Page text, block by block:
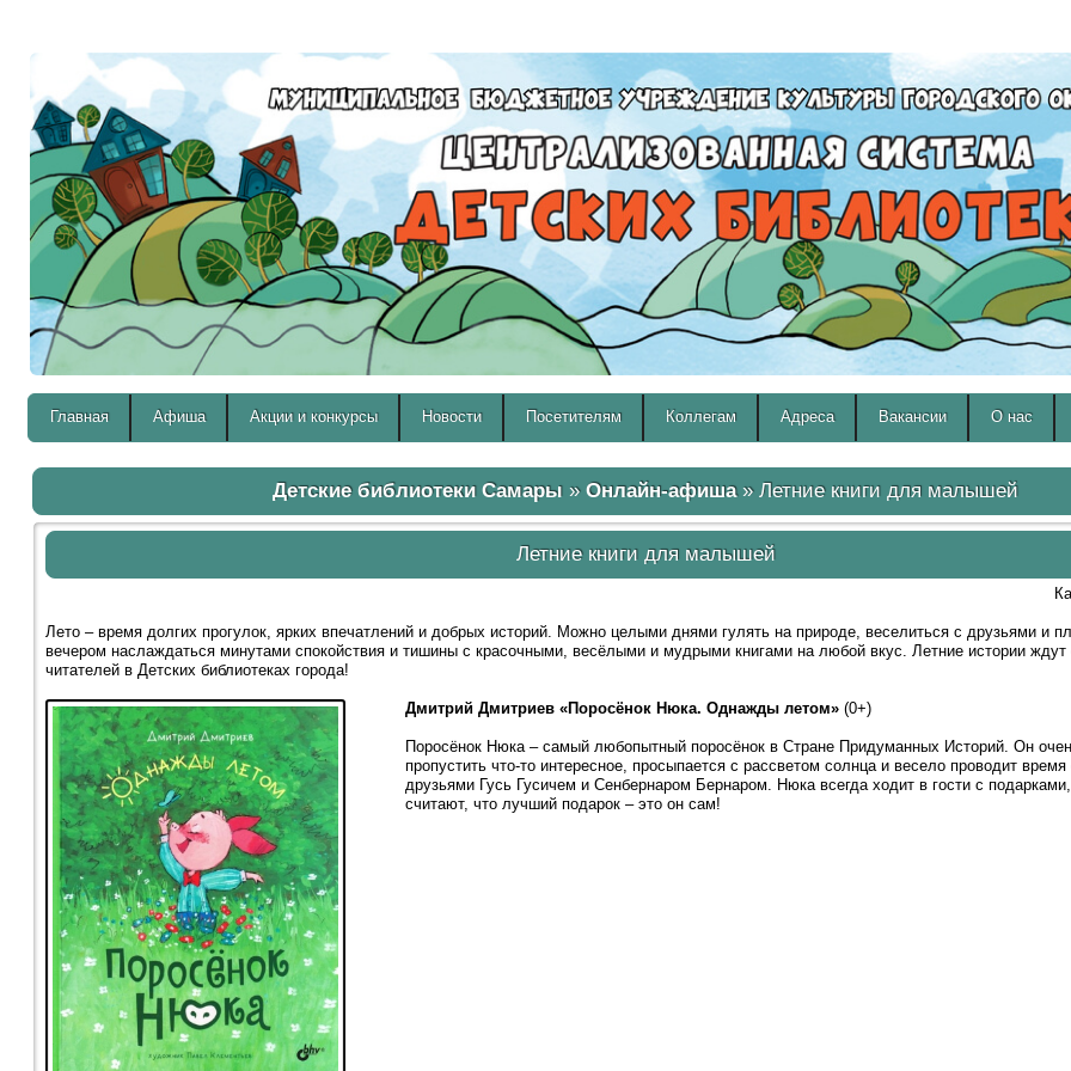
Главная Афиша Акции и конкурсы Новости Посетителям Коллегам Адреса Вакансии О нас
Детские библиотеки Самары »Онлайн-афиша» Летние книги для малышей
Летние книги для малышей
Лето – время долгих прогулок, ярких впечатлений и добрых историй. Можно целыми днями гулять на природе, веселиться с друзьями и
вечером наслаждаться минутами спокойствия и тишины с красочными, весёлыми и мудрыми книгами на любой вкус. Летние истории
читателей в Детских библиотеках города!
Дмитрий Дмитриев «Поросёнок Нюка. Однажды летом» (0+)
Поросёнок Нюка – самый любопытный поросёнок в Стране Придуманных Историй. Он
пропустить что-то интересное, просыпается с рассветом солнца и весело проводит
друзьями Гусь Гусичем и Сенбернаром Бернаром. Нюка всегда ходит в гости с
считают, что лучший подарок – это он сам!